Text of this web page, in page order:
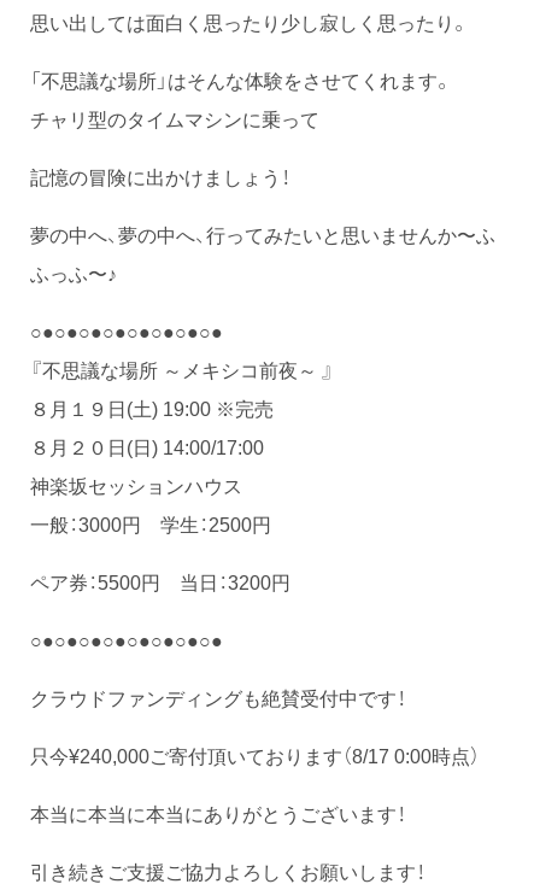
思い出しては面白く思ったり少し寂しく思ったり。
「不思議な場所」はそんな体験をさせてくれます。
チャリ型のタイムマシンに乗って
記憶の冒険に出かけましょう！
夢の中へ、夢の中へ、行ってみたいと思いませんか〜ふ
ふっふ〜♪
○●○●○●○●○●○●○●○●
『不思議な場所 ～メキシコ前夜～ 』
８月１９日(土) 19:00 ※完売
８月２０日(日) 14:00/17:00
神楽坂セッションハウス
一般：3000円 学生：2500円
ペア券：5500円 当日：3200円
○●○●○●○●○●○●○●○●
クラウドファンディングも絶賛受付中です！
只今¥240,000ご寄付頂いております（8/17 0:00時点）
本当に本当に本当にありがとうございます！
引き続きご支援ご協力よろしくお願いします！